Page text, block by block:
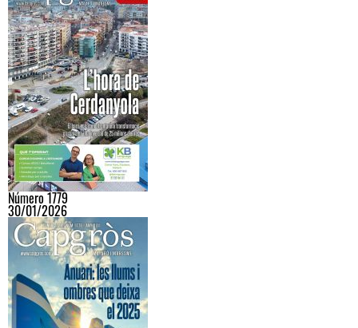
Número 1779
30/01/2026